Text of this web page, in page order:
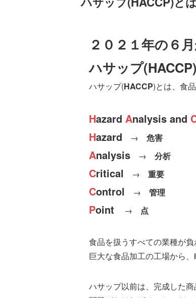
２０２１年の６
ハサップ
ハサップ(HACCP)とは、食
Hazard Analysis and
Hazard → 危害
Analysis → 分析
Critical → 重要
Control → 管理
Point → 点
食品を扱うすべての業種が
巨大な食品加工の工場から
ハサップ以前は、完成した